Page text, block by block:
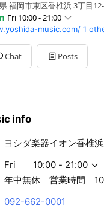
福岡市東区香椎浜 3丁目
Fri 10:00 - 21:00
- 21:00
10:00 - 21:00
- 21:00
10:00 - 21:00
music.com/ 1
Chat Posts
info
ヨシダ楽器イオン香椎
Fri
10:00 - 21:00
年中無休 営業時間
092-662-0001